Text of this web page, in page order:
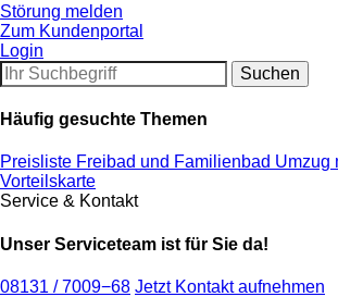
Störung melden
Zum Kundenportal
Login
Häufig gesuchte Themen
Preisliste Freibad und Familienbad Umzug
Vorteilskarte
Service & Kontakt
Unser Serviceteam ist für Sie da!
08131 / 7009−68 Jetzt Kontakt aufnehmen